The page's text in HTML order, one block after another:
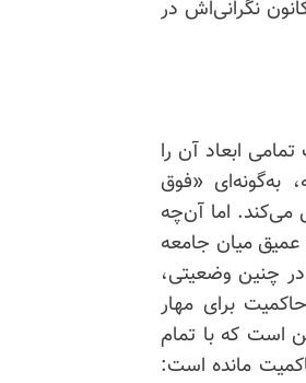
نگرانی‌اش در
ابعاد آن را
به‌گونه‌‌ای «فوق
می‌کند. اما آن‌چه
میان جامعه
چنین وضعیتی،
برای مهار
است که با تمام
مانده است: